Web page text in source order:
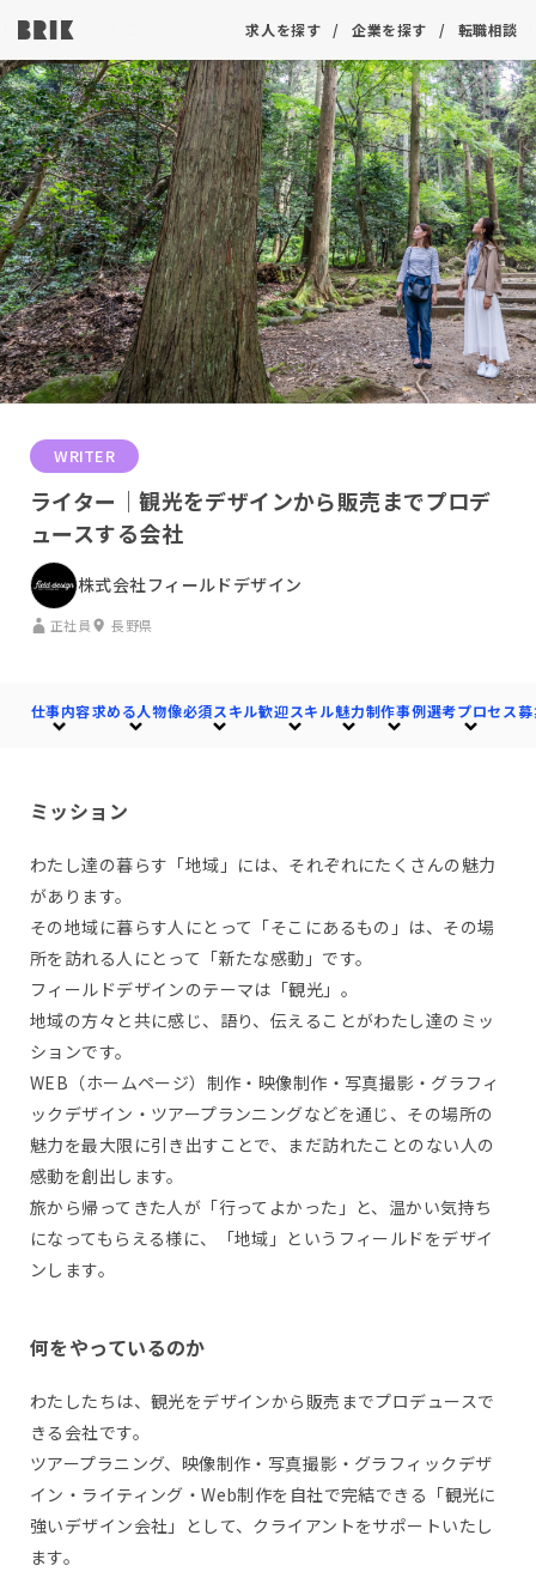
求人を探す 企業を探す 転職相談
WRITER
ライター｜観光をデザインから販売までプロデ
ュースする会社
株式会社フィールドデザイン
正社員 長野県
仕事内容求める人物像必須スキル歓迎スキル魅力制作事例選考プロセス
ミッション
わたし達の暮らす「地域」には、それぞれにたくさんの魅力
があります。
その地域に暮らす人にとって「そこにあるもの」は、その場
所を訪れる人にとって「新たな感動」です。
フィールドデザインのテーマは「観光」。
地域の方々と共に感じ、語り、伝えることがわたし達のミッ
ションです。
WEB（ホームページ）制作・映像制作・写真撮影・グラフィ
ックデザイン・ツアープランニングなどを通じ、その場所の
魅力を最大限に引き出すことで、まだ訪れたことのない人の
感動を創出します。
旅から帰ってきた人が「行ってよかった」と、温かい気持ち
になってもらえる様に、「地域」というフィールドをデザイ
ンします。
何をやっているのか
わたしたちは、観光をデザインから販売までプロデュースで
きる会社です。
ツアープラニング、映像制作・写真撮影・グラフィックデザ
イン・ライティング・Web制作を自社で完結できる「観光に
強いデザイン会社」として、クライアントをサポートいたし
ます。